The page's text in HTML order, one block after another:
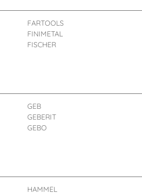
FARTOOLS
FINIMETAL
FISCHER
GEB
GEBERIT
GEBO
HAMMEL